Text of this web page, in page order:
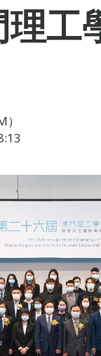
工